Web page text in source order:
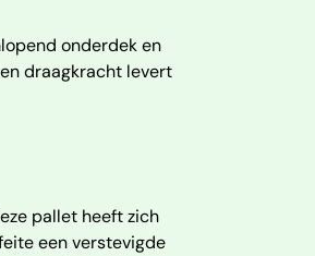
onderdek en
draagkracht levert
pallet heeft zich
een verstevigde